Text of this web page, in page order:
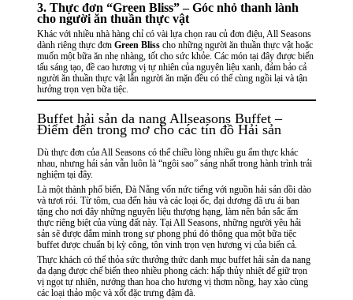
3. Thực đơn “Green Bliss” – Góc nhỏ thanh lành
cho người ăn thuần thực vật
Khác với nhiều nhà hàng chỉ có vài lựa chọn rau củ đơn điệu, All Seasons
dành riêngthực đơnGreen Bliss cho những người ăn thuần thực vật hoặc
muốn một bữa ăn nhẹ nhàng, tốt cho sức khỏe. Các món tại đây được biến
tấu sáng tạo, đề cao hương vị tự nhiên của nguyên liệu xanh, đảm bảo cả
người ăn thuần thực vật lẫn người ăn mặn đều có thể cùng ngồi lại và tận
hưởng trọn vẹn bữa tiệc.
Buffet hải sản da nang Allseasons Buffet –
Điểm đến trong mơ cho các tín đồ Hải sản
Dù thực đơn của All Seasons có thể chiều lòng nhiều gu ẩm thực khác
nhau, nhưng hải sản vẫn luôn là “ngôi sao” sáng nhất trong hành trình trải
nghiệm tại đây.
Là một thành phố biển, Đà Nẵng vốn nức tiếng với nguồn hải sản dồi dào
và tươi rói. Từ tôm, cua đến hàu và các loại ốc, đại dương đã ưu ái ban
tặng cho nơi đây những nguyên liệu thượng hạng, làm nên bản sắc ẩm
thực riêng biệt của vùng đất này. Tại All Seasons, những người yêu hải
sản sẽ được đắm mình trong sự phong phú đó thông qua một bữa tiệc
buffet được chuẩn bị kỳ công, tôn vinh trọn vẹn hương vị của biển cả.
Thực khách có thể thỏa sức thưởng thức danh mục buffet hải sản da nang
đa dạng được chế biến theo nhiều phong cách: hấp thủy nhiệt để giữ trọn
vị ngọt tự nhiên, nướng than hoa cho hương vị thơm nồng, hay xào cùng
các loại thảo mộc và xốt đặc trưng đậm đà.